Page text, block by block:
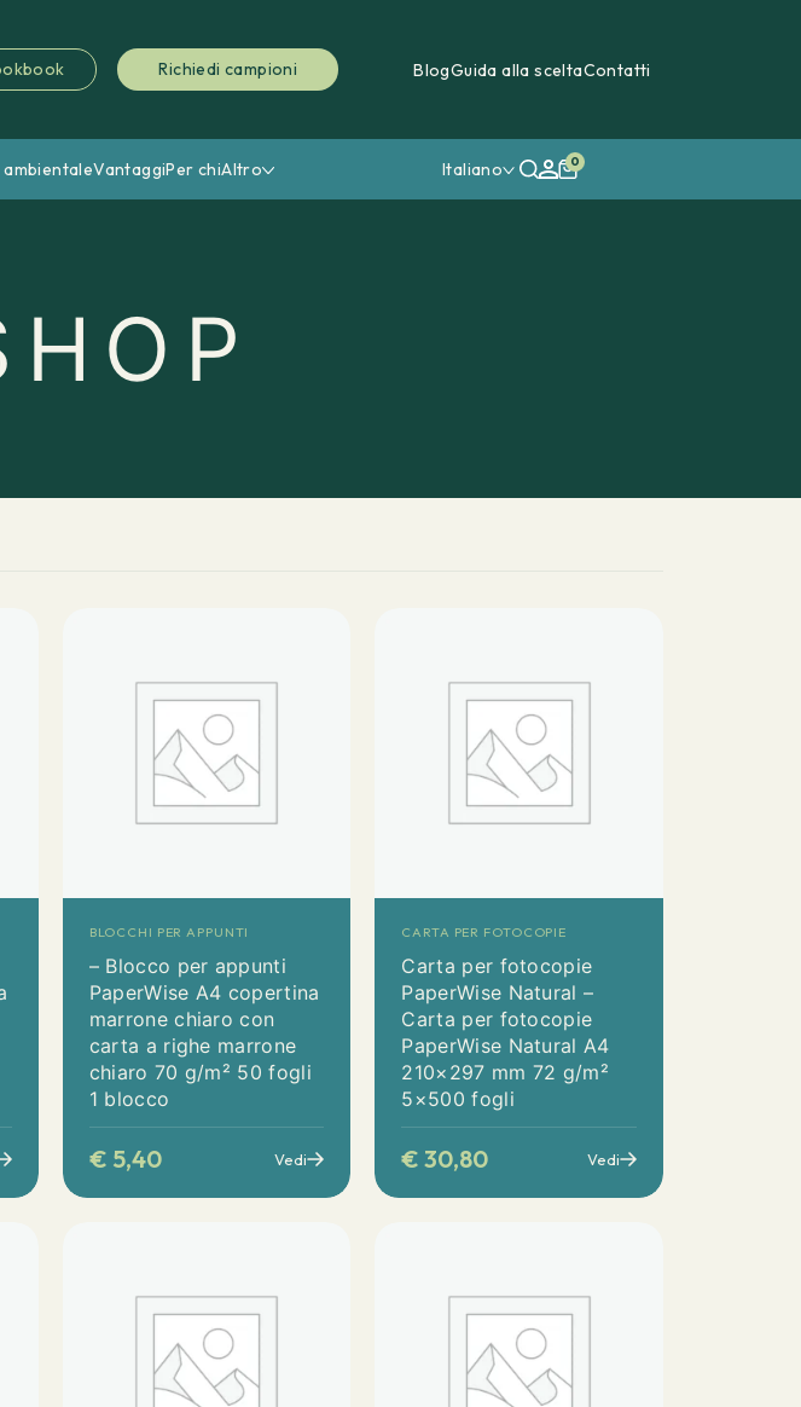
Richiedi campioni BlogGuida alla sceltaContatti
VantaggiPer chiAltro Italiano 0
BLOCCHI PER APPUNTI
– Blocco per appunti
PaperWise A4 copertina
marrone chiaro con
carta a righe marrone
chiaro 70 g/m² 50 fogli
1 blocco
€ 5,40 Vedi
CARTA PER FOTOCOPIE
Carta per fotocopie
PaperWise Natural –
Carta per fotocopie
PaperWise Natural A4
210×297 mm 72 g/m²
5×500 fogli
€ 30,80 Vedi